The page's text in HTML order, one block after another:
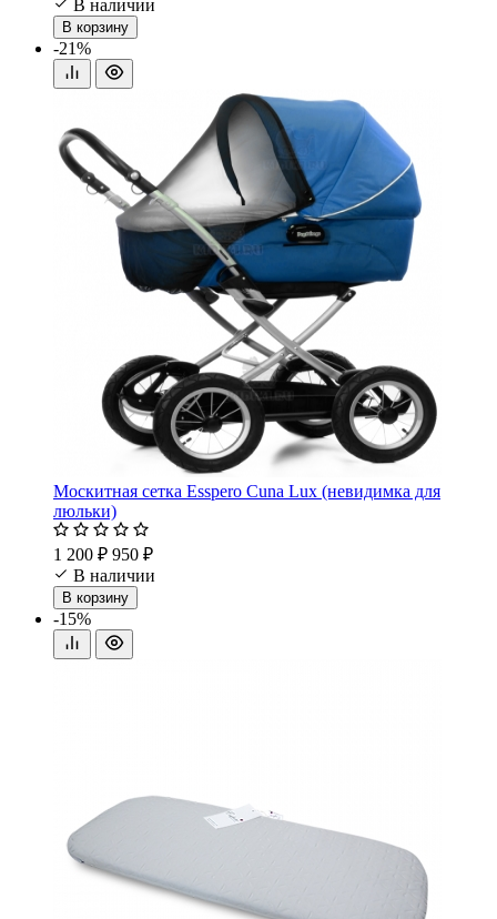
В наличии
В корзину
-21%
Москитная сетка Esspero Cuna Lux (невидимка для
люльки)
1 200 ₽ 950 ₽
В наличии
В корзину
-15%